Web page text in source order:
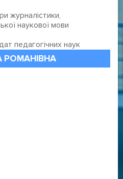
журналістики,
наукової мови
педагогічних наук
РОМАНІВНА